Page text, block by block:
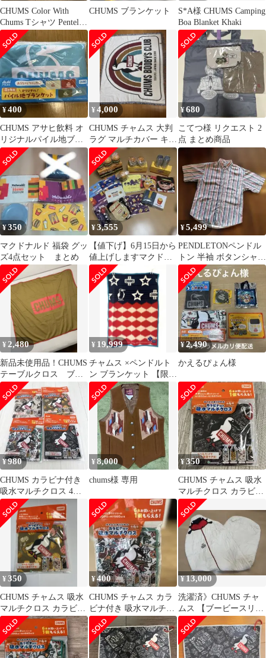
CHUMS Color With
Chums Tシャツ Pentelク
レヨン付
CHUMS ブランケット
S*A様 CHUMS Camping
Boa Blanket Khaki
¥400
CHUMS アサヒ飲料 オ
リジナルパイル地ブラ
ンケット
¥4,000
CHUMS チャムス 大判
ラグ マルチカバー キャ
ンプ アウトドア
¥680
こてつ様 リクエスト 2
点 まとめ商品
¥350
マクドナルド 福袋 グッ
ズ4点セット まとめ
¥3,555
【値下げ】6月15日から
値上げしますマクドナ
ルド福袋 まとめ売り ば
ら売り可能
¥5,499
PENDLETONペンドル
トン 半袖 ボタンシャツ
ストライプ系柄 USA製
¥ 2,480
新品未使用品！CHUMS
テーブルクロス ブラ
ウン
¥ 19,999
チャムス ×ペンドルト
ン ブランケット 【限定
商品】 30周年記念 ブラ
ンケット
¥2,490
かえるぴょん様
¥980
CHUMS カラビナ付き
吸水マルチクロス 4枚
セット
¥8,000
chums様 専用
¥350
CHUMS チャムス 吸水
マルチクロス カラビナ
付き 非売品
¥350
CHUMS チャムス 吸水
マルチクロス カラビナ
付き
¥400
CHUMS チャムス カラ
ビナ付き 吸水マルチク
ロス
¥13,000
洗濯済》CHUMS チャ
ムス 【ブービースリー
ピングバッグ/寝袋】廃
盤品 /希少